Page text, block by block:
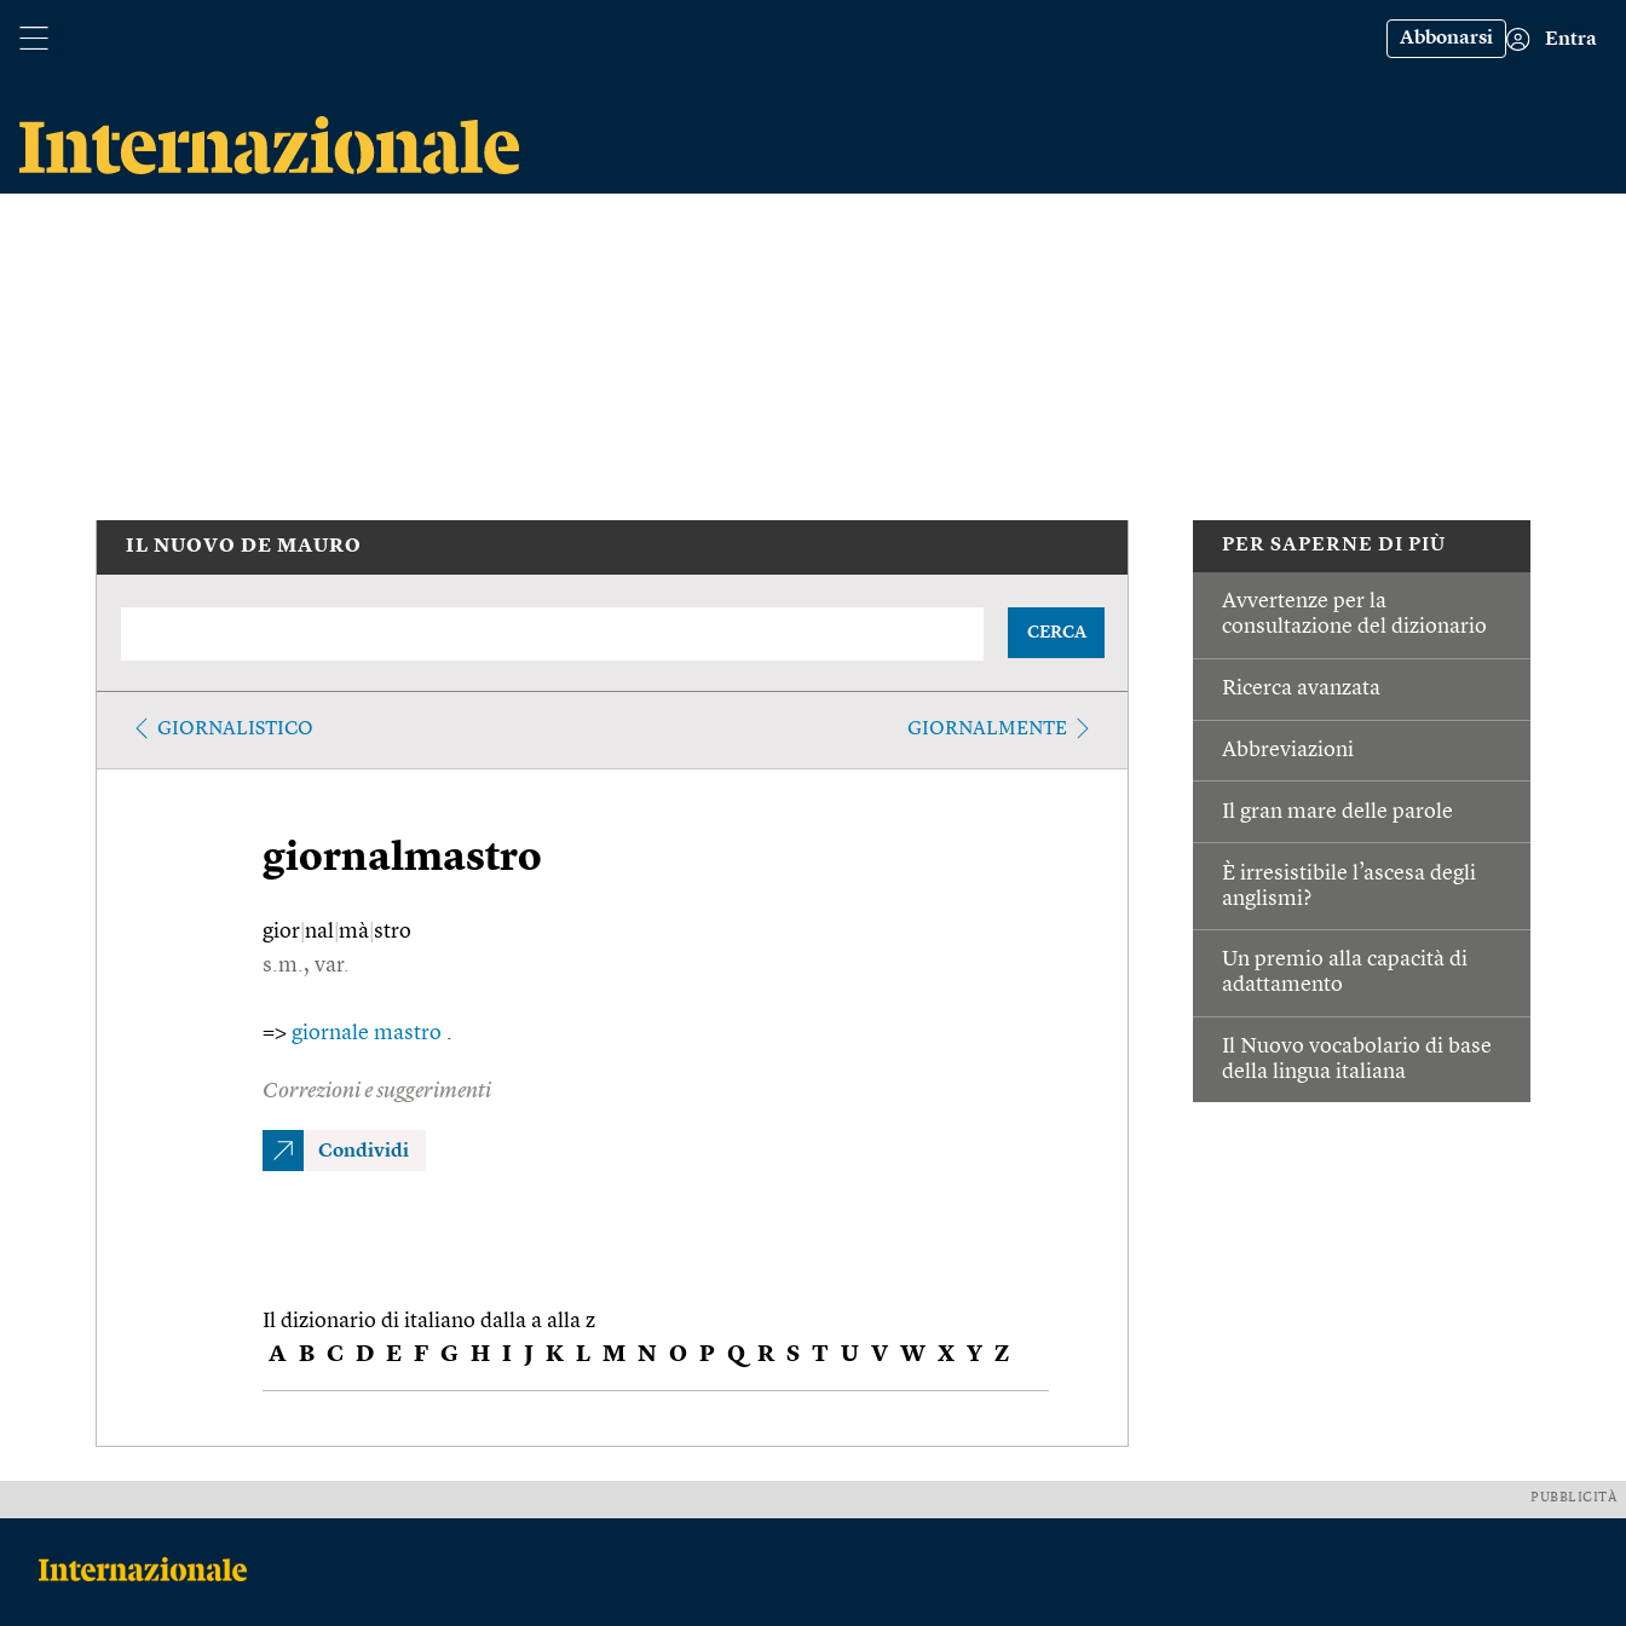
Abbonarsi Entra
PER SAPERNE DI PIÙ
Avvertenze per la
consultazione del dizionario
Ricerca avanzata
Abbreviazioni
Il gran mare delle parole
È irresistibile l’ascesa degli
anglismi?
Un premio alla capacità di
adattamento
Il Nuovo vocabolario di base
della lingua italiana
IL NUOVO DE MAURO
CERCA
GIORNALISTICO GIORNALMENTE
giornalmastro
gior nal mà stro
s.m., var.
=> giornale mastro .
Correzioni e suggerimenti
Condividi
Il dizionario di italiano dalla a alla z
A B C D E F G H I J K L M N O P Q R S T U V W X Y Z
PUBBLICITÀ